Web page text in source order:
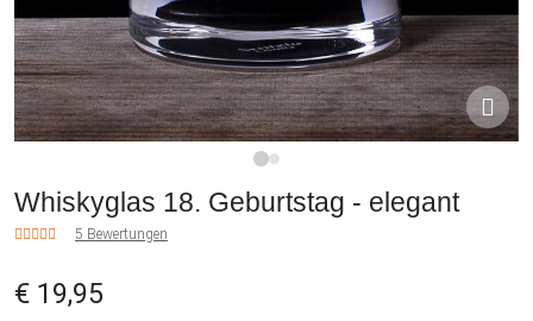
Whiskyglas 18. Geburtstag - elegant
5 Bewertungen
€ 19,95